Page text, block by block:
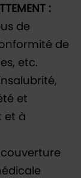
:
de
de
etc.
et
et à
couverture